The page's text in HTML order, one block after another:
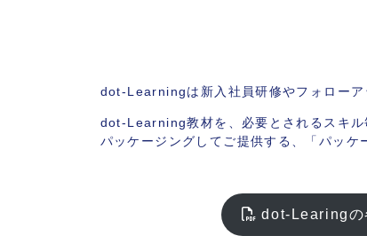
dot-Learningは新入社員研修やフォローア
dot-Learning教材を、必要とされるスキル
パッケージングしてご提供する、「パッケ
dot-Learingの